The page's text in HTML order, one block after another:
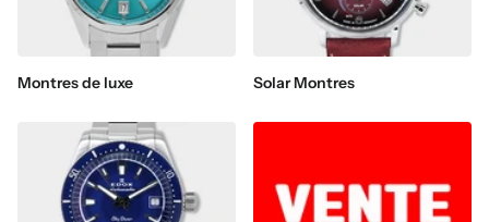
Montres de luxe Solar Montres